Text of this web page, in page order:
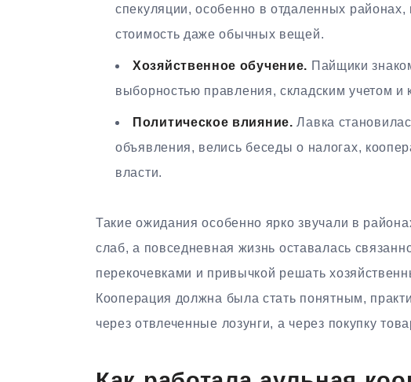
спекуляции, особенно в отдаленных
стоимость даже обычных вещей.
Хозяйственное обучение. Пайщики
выборностью правления, складским учетом и
Политическое влияние. Лавка
объявления, велись беседы о налогах,
власти.
Такие ожидания особенно ярко звучали в
слаб, а повседневная жизнь оставалась
перекочевками и привычкой решать
Кооперация должна была стать понятным,
через отвлеченные лозунги, а через покупку